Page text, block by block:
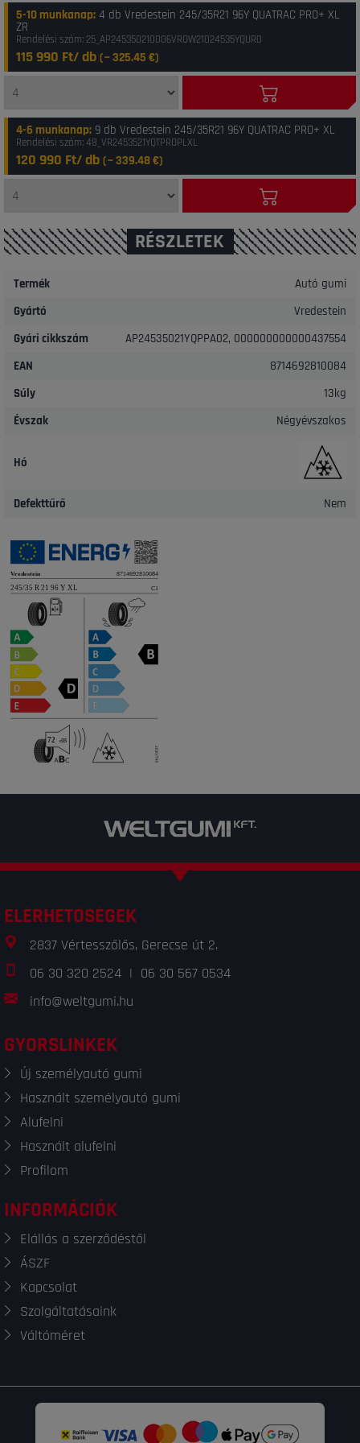
5-10 munkanap: 4 db Vredestein 245/35R21 96Y QUATRAC PRO+ XL
ZR
Rendelési szám: 25_AP245350210006VROW21024535YQUR0
115 990 Ft/ db (~325.45 €)
4-6 munkanap: 9 db Vredestein 245/35R21 96Y QUATRAC PRO+ XL
Rendelési szám: 48_VR2453521YQTPROPLXL
120 990 Ft/ db (~339.48€)
RÉSZLETEK
Termék
Autó gumi
Gyártó
Vredestein
Gyári cikkszám
AP24535021YQPPA02, 000000000000437554
EAN
8714692810084
Súly
13kg
Évszak
Négyévszakos
Hó
Defekttűrő Nem
ELÉRHETŐSÉGEK
2837 Vértesszőlős, Gerecse út 2.
06 30 320 2524 | 06 30 567 0534
info@weltgumi.hu
GYORSLINKEK
Új személyautó gumi
Használt személyautó gumi
Alufelni
Használt alufelni
Profilom
INFORMÁCIÓK
Elállás a szerződéstől
ÁSZF
Kapcsolat
Szolgáltatásaink
Váltóméret